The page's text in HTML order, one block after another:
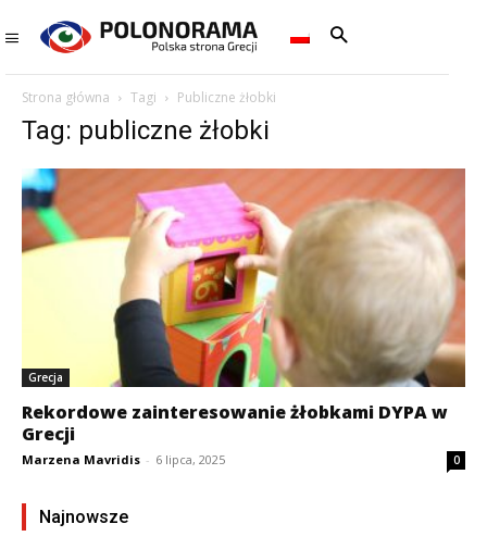
Strona główna Tagi Publiczne żłobki
Tag: publiczne żłobki
Grecja
Rekordowe zainteresowanie żłobkami DYPA w
Grecji
Marzena Mavridis - 6 lipca, 2025 0
Najnowsze